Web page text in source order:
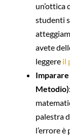
studenti
avete
leggereil
Imparare
palestra
l’errore